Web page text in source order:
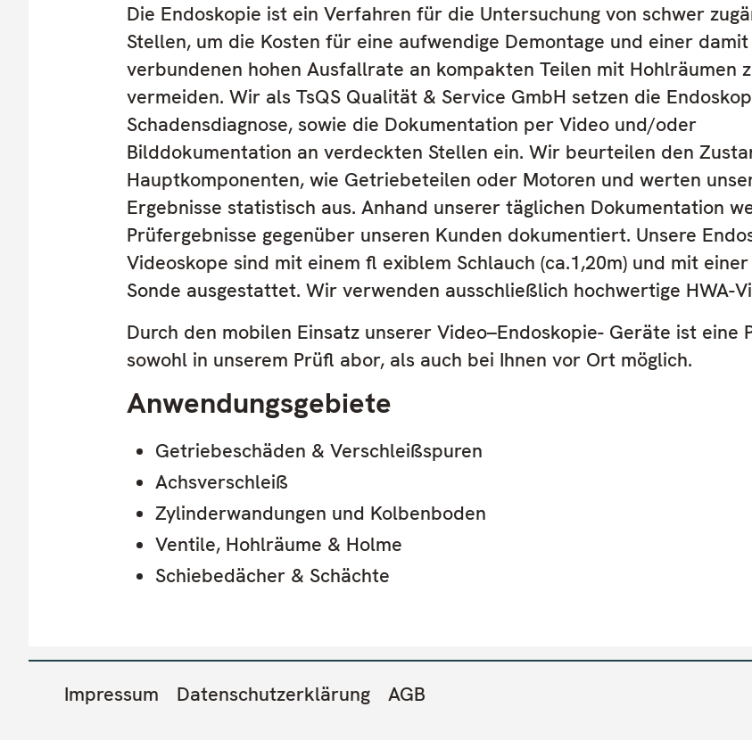
Die Endoskopie ist ein Verfahren für die Untersuchung von schwer
Stellen, um die Kosten für eine aufwendige Demontage und einer damit
verbundenen hohen Ausfallrate an kompakten Teilen mit Hohlräumen
vermeiden. Wir als TsQS Qualität & Service GmbH setzen die
Schadensdiagnose, sowie die Dokumentation per Video und/oder
Bilddokumentation an verdeckten Stellen ein. Wir beurteilen den
Hauptkomponenten, wie Getriebeteilen oder Motoren und werten
Ergebnisse statistisch aus. Anhand unserer täglichen Dokumentation
Prüfergebnisse gegenüber unseren Kunden dokumentiert. Unsere
Videoskope sind mit einem fl exiblem Schlauch (ca.1,20m) und mit
Sonde ausgestattet. Wir verwenden ausschließlich hochwertige HWA-
Durch den mobilen Einsatz unserer Video–Endoskopie- Geräte ist eine
sowohl in unserem Prüfl abor, als auch bei Ihnen vor Ort möglich.
Anwendungsgebiete
Getriebeschäden & Verschleißspuren
Achsverschleiß
Zylinderwandungen und Kolbenboden
Ventile, Hohlräume & Holme
Schiebedächer & Schächte
Fußzeilenmenü
Impressum Datenschutzerklärung AGB